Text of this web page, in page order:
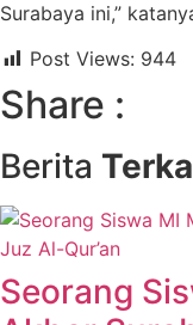
Surabaya ini,”
Post Views: 944
Share :
Berita
Seorang